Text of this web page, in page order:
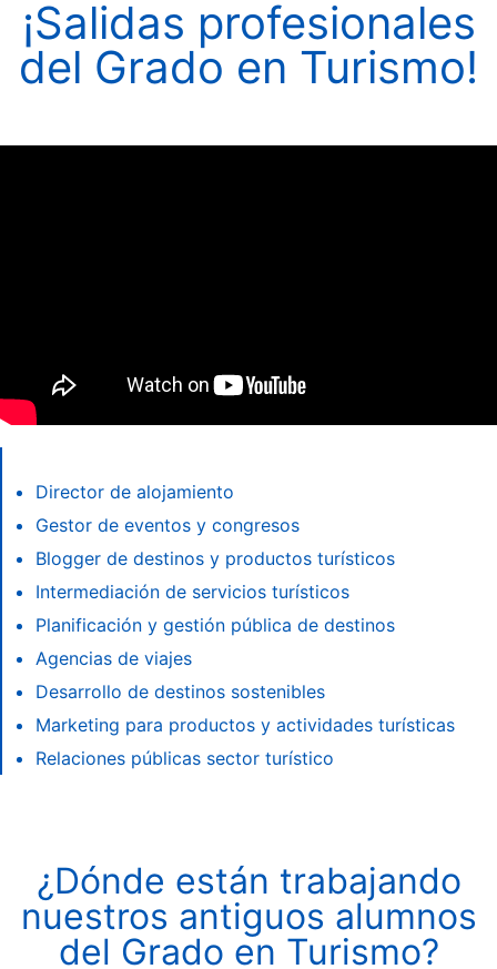
¡Salidas profesionales
del Grado en Turismo!
Director de alojamiento
Gestor de eventos y congresos
Blogger de destinos y productos turísticos
Intermediación de servicios turísticos
Planificación y gestión pública de destinos
Agencias de viajes
Desarrollo de destinos sostenibles
Marketing para productos y actividades turísticas
Relaciones públicas sector turístico
¿Dónde están trabajando
nuestros antiguos alumnos
del Grado en Turismo?